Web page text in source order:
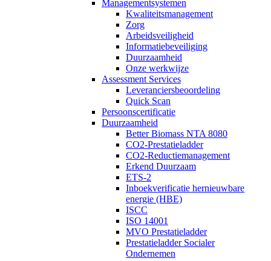
Managementsystemen
Kwaliteitsmanagement
Zorg
Arbeidsveiligheid
Informatiebeveiliging
Duurzaamheid
Onze werkwijze
Assessment Services
Leveranciersbeoordeling
Quick Scan
Persoonscertificatie
Duurzaamheid
Better Biomass NTA 8080
CO2-Prestatieladder
CO2-Reductiemanagement
Erkend Duurzaam
ETS-2
Inboekverificatie hernieuwbare
energie (HBE)
ISCC
ISO 14001
MVO Prestatieladder
Prestatieladder Socialer
Ondernemen